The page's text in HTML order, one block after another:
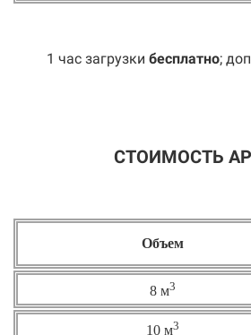
1 час загрузки бесплатно;
СТОИМОСТЬ
Объем
8 м3
10 м3